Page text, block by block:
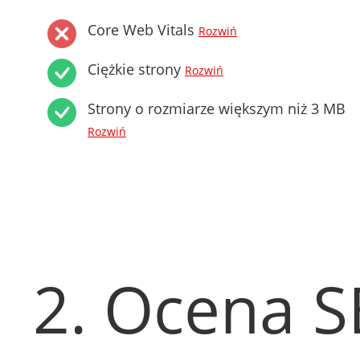
Core Web Vitals Rozwiń
Ciężkie strony Rozwiń
Strony o rozmiarze większym niż 3 MB
Rozwiń
2. Ocena